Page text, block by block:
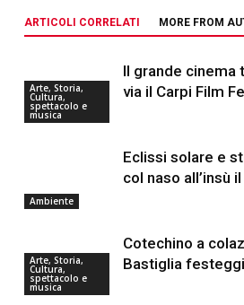
ARTICOLI CORRELATI MORE FROM
Arte, Storia,
Cultura,
spettacolo e
musica
Il grande cinema
via il Carpi Film
Ambiente
Eclissi solare e
col naso all’insù
Arte, Storia,
Cultura,
spettacolo e
musica
Cotechino a
Bastiglia